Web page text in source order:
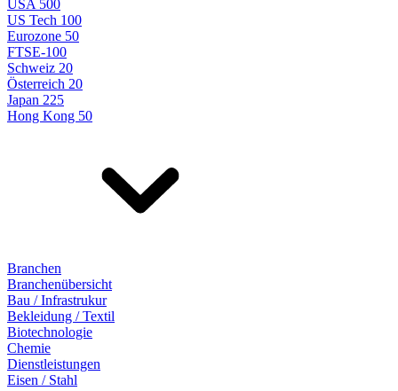
USA 500
US Tech 100
Eurozone 50
FTSE-100
Schweiz 20
Österreich 20
Japan 225
Hong Kong 50
Branchen
Branchenübersicht
Bau / Infrastrukur
Bekleidung / Textil
Biotechnologie
Chemie
Dienstleistungen
Eisen / Stahl